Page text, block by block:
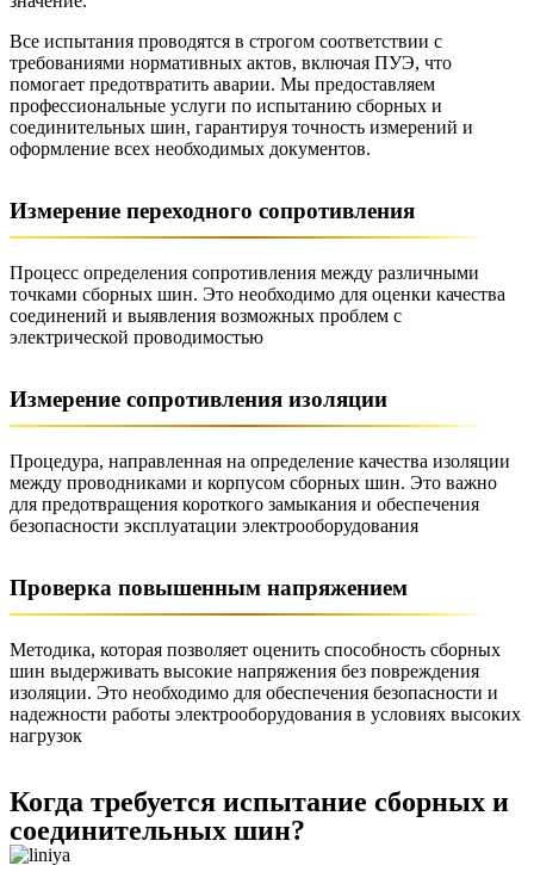
Все испытания проводятся в строгом соответствии с
требованиями нормативных актов, включая ПУЭ, что
помогает предотвратить аварии. Мы предоставляем
профессиональные услуги по испытанию сборных и
соединительных шин, гарантируя точность измерений и
оформление всех необходимых документов.
Измерение переходного сопротивления
Процесс определения сопротивления между различными
точками сборных шин. Это необходимо для оценки качества
соединений и выявления возможных проблем с
электрической проводимостью
Измерение сопротивления изоляции
Процедура, направленная на определение качества изоляции
между проводниками и корпусом сборных шин. Это важно
для предотвращения короткого замыкания и обеспечения
безопасности эксплуатации электрооборудования
Проверка повышенным напряжением
Методика, которая позволяет оценить способность сборных
шин выдерживать высокие напряжения без повреждения
изоляции. Это необходимо для обеспечения безопасности и
надежности работы электрооборудования в условиях высоких
нагрузок
Когда требуется испытание сборных и
соединительных шин?